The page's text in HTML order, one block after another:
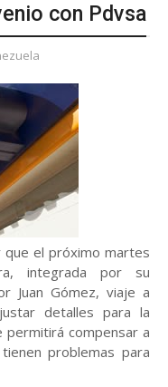
con Pdvsa
que el próximo martes
integrada por su
Juan Gómez, viaje a
detalles para la
permitirá compensar a
problemas para